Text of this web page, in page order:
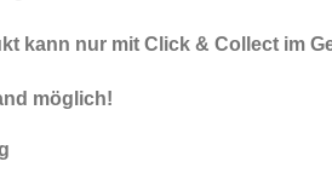
kann nur mit Click & Collect im
möglich!